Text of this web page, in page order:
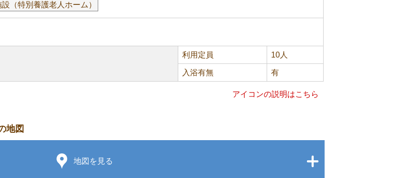
（特別養護老人ホーム）
利用定員 10人
入浴有無 有
アイコンの説明はこちら
地図
地図を見る